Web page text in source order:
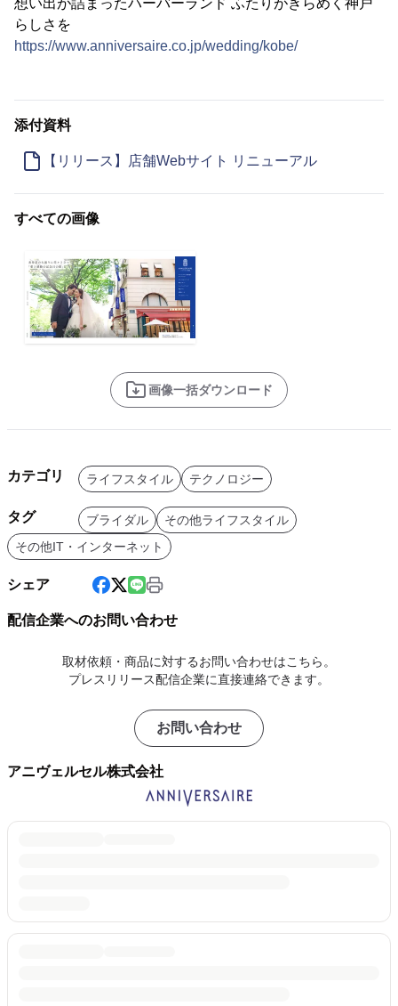
想い出が詰まったハーバーランド ふたりがきらめく神戸
らしさを
https://www.anniversaire.co.jp/wedding/kobe/
添付資料
【リリース】店舗Webサイト リニューアル
すべての画像
画像一括ダウンロード
カテゴリ ライフスタイル テクノロジー
タグ ブライダル
その他ライフスタイル
その他IT・インターネット
シェア
配信企業へのお問い合わせ
取材依頼・商品に対するお問い合わせはこちら。
プレスリリース配信企業に直接連絡できます。
お問い合わせ
アニヴェルセル株式会社